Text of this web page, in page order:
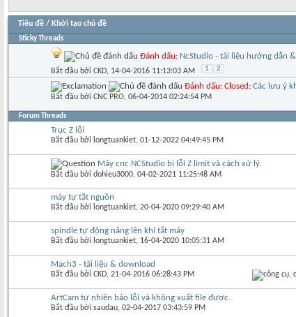
Tiêu đề / Khởi tạo chủ đề
Sticky Threads
Đánh dấu: NcStudio - tài liệu hướng dẫn
Bắt đầu bởi CKD‎, 14-04-2016 11:13:03 AM 1 2
Đánh dấu: Closed: Các lưu ý
Bắt đầu bởi CNC PRO‎, 06-04-2014 02:24:54 PM
Forum Threads
Trục Z lỗi
Bắt đầu bởi longtuankiet‎, 01-12-2022 04:49:45 PM
Máy cnc NCStudio bị lỗi Z limit và cách xử lý.
Bắt đầu bởi dohieu3000‎, 04-02-2021 11:25:48 AM
máy tự tắt nguồn
Bắt đầu bởi longtuankiet‎, 20-04-2020 09:29:40 AM
spindle tự động nâng lên khi tắt máy
Bắt đầu bởi longtuankiet‎, 16-04-2020 10:05:31 AM
Mach3 - tài liệu & download
Bắt đầu bởi CKD‎, 21-04-2016 06:28:43 PM
ArtCam tự nhiên báo lỗi và không xuất file được.
Bắt đầu bởi saudau‎, 02-04-2017 03:43:59 PM